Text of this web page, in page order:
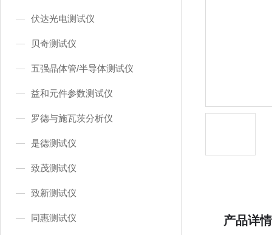
伏达光电测试仪
贝奇测试仪
五强晶体管/半导体测试仪
益和元件参数测试仪
罗德与施瓦茨分析仪
是德测试仪
致茂测试仪
致新测试仪
同惠测试仪 产品详情